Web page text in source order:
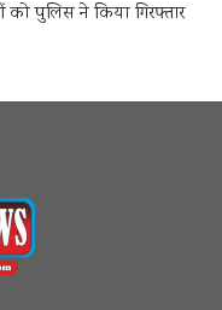
पुलिस ने किया गिरफ्तार